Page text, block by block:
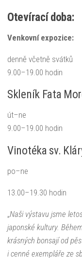
Otevírací doba:
Venkovní expozice:
denně včetně svátků
9.00–19.00 hodin
Skleník Fata
út–ne
9.00–19.00 hodin
Vinotéka sv.
po–ne
13.00–19.30 hodin
„Naši výstavu jsme
japonské kultury.
krásných bonsají od
i cenné exempláře ze